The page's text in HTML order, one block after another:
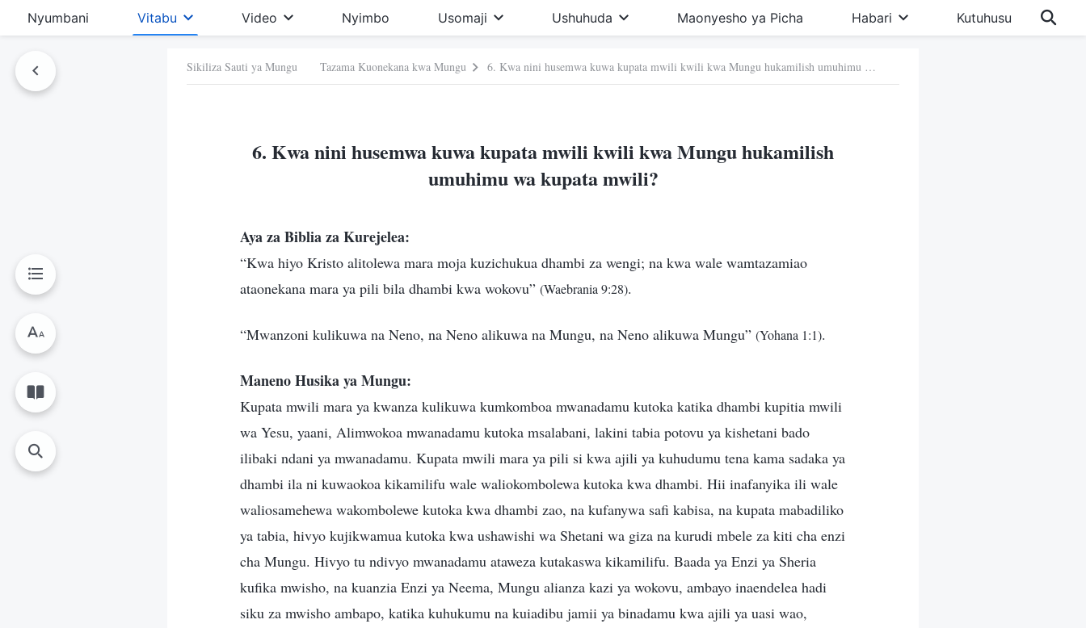
Nyumbani Vitabu Video Nyimbo Usomaji Ushuhuda Maonyesho ya Picha Habari Kutuhusu
Sikiliza Sauti ya Mungu Tazama Kuonekana kwa Mungu 6. Kwa nini husemwa kuwa kupata mwili kwili kwa Mungu hukamilish umuhimu wa kupata mwili?
6. Kwa nini husemwa kuwa kupata mwili kwili kwa Mungu hukamilish
umuhimu wa kupata mwili?
Aya za Biblia za Kurejelea:
“Kwa hiyo Kristo alitolewa mara moja kuzichukua dhambi za wengi; na kwa wale wamtazamiao
ataonekana mara ya pili bila dhambi kwa wokovu” (Waebrania 9:28).
“Mwanzoni kulikuwa na Neno, na Neno alikuwa na Mungu, na Neno alikuwa Mungu” (Yohana 1:1).
Maneno Husika ya Mungu:
Kupata mwili mara ya kwanza kulikuwa kumkomboa mwanadamu kutoka katika dhambi kupitia mwili
wa Yesu, yaani, Alimwokoa mwanadamu kutoka msalabani, lakini tabia potovu ya kishetani bado
ilibaki ndani ya mwanadamu. Kupata mwili mara ya pili si kwa ajili ya kuhudumu tena kama sadaka ya
dhambi ila ni kuwaokoa kikamilifu wale waliokombolewa kutoka kwa dhambi. Hii inafanyika ili wale
waliosamehewa wakombolewe kutoka kwa dhambi zao, na kufanywa safi kabisa, na kupata mabadiliko
ya tabia, hivyo kujikwamua kutoka kwa ushawishi wa Shetani wa giza na kurudi mbele za kiti cha enzi
cha Mungu. Hivyo tu ndivyo mwanadamu ataweza kutakaswa kikamilifu. Baada ya Enzi ya Sheria
kufika mwisho, na kuanzia Enzi ya Neema, Mungu alianza kazi ya wokovu, ambayo inaendelea hadi
siku za mwisho ambapo, katika kuhukumu na kuiadibu jamii ya binadamu kwa ajili ya uasi wao,